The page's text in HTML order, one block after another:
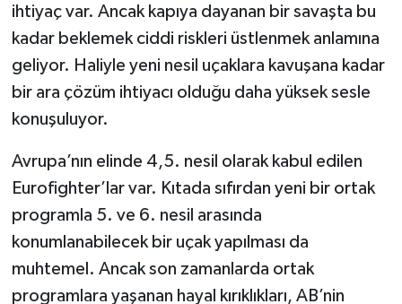
ihtiyaç var. Ancak kapıya dayanan bir savaşta bu
kadar beklemek ciddi riskleri üstlenmek anlamına
geliyor. Haliyle yeni nesil uçaklara kavuşana kadar
bir ara çözüm ihtiyacı olduğu daha yüksek sesle
konuşuluyor.
Avrupa’nın elinde 4,5. nesil olarak kabul edilen
Eurofighter’lar var. Kıtada sıfırdan yeni bir ortak
programla 5. ve 6. nesil arasında
konumlanabilecek bir uçak yapılması da
muhtemel. Ancak son zamanlarda ortak
programlara yaşanan hayal kırıklıkları, AB’nin